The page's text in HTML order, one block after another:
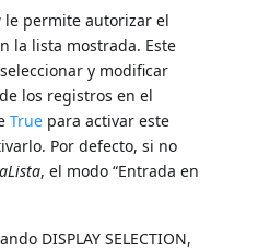
le permite autorizar el
la lista mostrada. Este
y modificar
los registros en el
True para activar este
Por defecto, si no
, el modo “Entrada en
DISPLAY SELECTION,